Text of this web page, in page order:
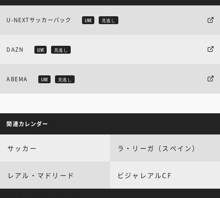
U-NEXTサッカーパック LIVE 見逃し
DAZN LIVE 見逃し
ABEMA LIVE 見逃し
関連カレンダー
サッカー ラ・リーガ（スペイン）
レアル・マドリード ビジャレアルCF